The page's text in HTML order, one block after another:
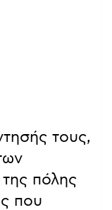
τους,
πόλης
που